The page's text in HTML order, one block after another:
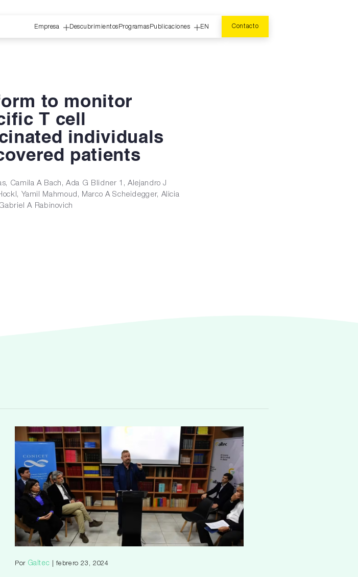
Empresa DescubrimientosProgramasPublicaciones EN Contacto
to monitor
T cell
individuals
patients
Camila A Bach, Ada G Blidner 1, Alejandro J
Yamil Mahmoud, Marco A Scheidegger, Alicia
A Rabinovich
Por Galtec | febrero 23, 2024